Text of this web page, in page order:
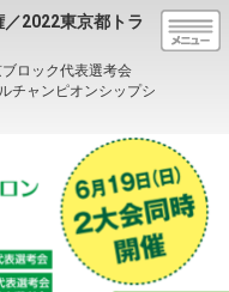
2022東京都トラ
ブロック代表選考会
チャンピオンシップシ